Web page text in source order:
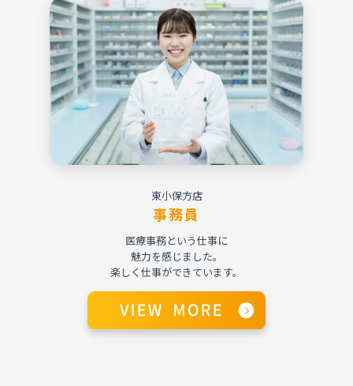
東小保方店
事務員
医療事務という仕事に
魅力を感じました。
楽しく仕事ができています。